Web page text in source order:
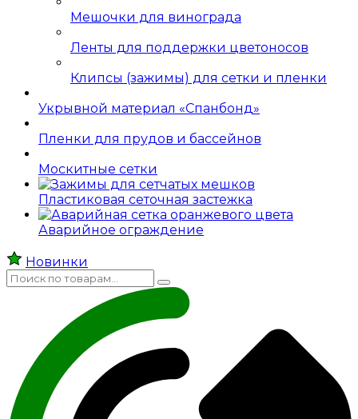
Мешочки для винограда
Ленты для поддержки цветоносов
Клипсы (зажимы) для сетки и пленки
Укрывной материал «Спанбонд»
Пленки для прудов и бассейнов
Москитные сетки
Пластиковая сеточная застежка
Аварийное ограждение
Новинки